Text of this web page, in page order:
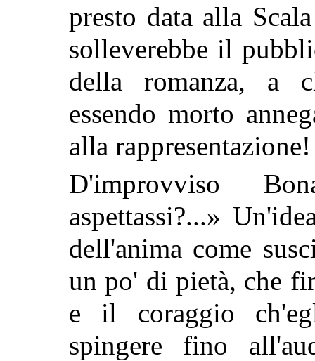
presto data alla
solleverebbe il
della romanza, a
essendo morto
alla rappresentazione!
D'improvviso
aspettassi?...»
dell'anima come
un po' di pietà, che
e il coraggio
spingere fino